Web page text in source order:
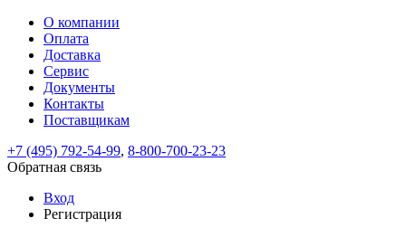
ВходРегистрация
test@example.com
отправлена
по
ней
завершения
регистрации.
Восстановление
пароля
Заполните
форму.
Мы
отправим
ссылку
На
вашу
почту
test@test.ru
ссылка.
Введите
новый
пароль
Пароль
успешно
восстановлен
Обратная
связь
сообщение
успешно
отправлено.
О компании
Оплата
Доставка
Сервис
Документы
Контакты
Поставщикам
+7 (495) 792-54-99, 8-800-700-23-23
Обратная связь
Вход
Регистрация